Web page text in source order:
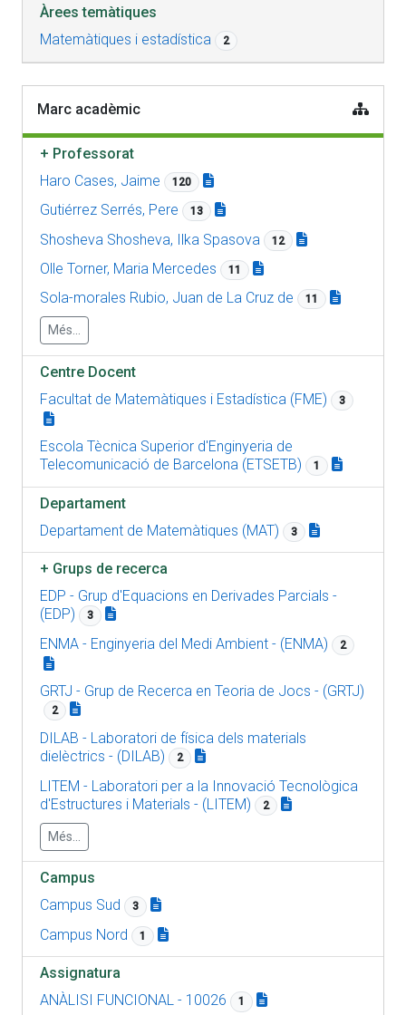
Àrees temàtiques
Matemàtiques i estadística
2
Marc acadèmic
+ Professorat
Haro Cases, Jaime
120
Gutiérrez Serrés, Pere 13
Shosheva Shosheva, Ilka Spasova 12
Olle Torner, Maria Mercedes 11
Sola-morales Rubio, Juan de La Cruz de 11
Més...
Centre Docent
Facultat de Matemàtiques i Estadística (FME)
3
Escola Tècnica Superior d'Enginyeria de
Telecomunicació de Barcelona (ETSETB)
1
Departament
Departament de Matemàtiques (MAT)
3
+ Grups de recerca
EDP - Grup d'Equacions en Derivades Parcials -
(EDP)
3
ENMA - Enginyeria del Medi Ambient - (ENMA) 2
GRTJ - Grup de Recerca en Teoria de Jocs - (GRTJ)
2
DILAB - Laboratori de física dels materials
dielèctrics - (DILAB)
2
LITEM - Laboratori per a la Innovació Tecnològica
d'Estructures i Materials - (LITEM)
2
Més...
Campus
Campus Sud
3
Campus Nord 1
Assignatura
ANÀLISI FUNCIONAL - 10026
1